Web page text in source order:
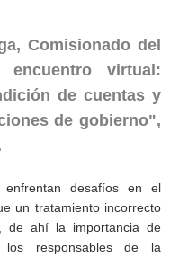
Comisionado del
virtual:
de cuentas y
de gobierno",
enfrentan desafíos en el
un tratamiento incorrecto
de ahí la importancia de
los responsables de la